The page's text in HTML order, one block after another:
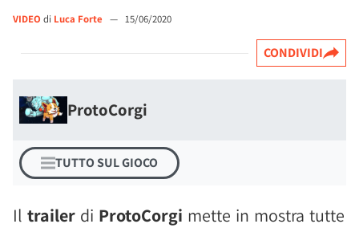
VIDEO di Luca Forte — 15/06/2020
CONDIVIDI
ProtoCorgi
TUTTO SUL GIOCO
Il trailer di ProtoCorgi mette in mostra tutte